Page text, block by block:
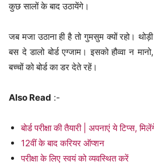
कुछ सालों के बाद उठायेंगे।
जब मजा उठाना ही है तो गुमसुम क्यों रहो।
बस दे डालो बोर्ड एग्जाम। इसको हौव्वा न
बच्चों को बोर्ड का डर देते रहें।
Also Read :-
बोर्ड परीक्षा की तैयारी | अपनाएं ये टिप्स,
12वीं के बाद करियर ऑप्शन
परीक्षा के लिए स्वयं को व्यवस्थित करें